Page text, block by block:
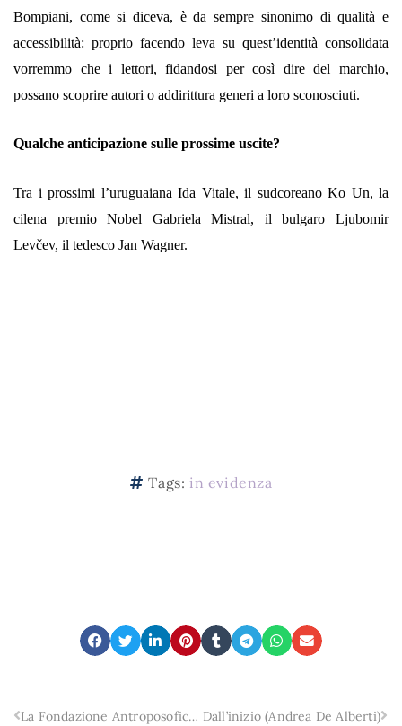
Bompiani, come si diceva, è da sempre sinonimo di qualità e
accessibilità: proprio facendo leva su quest’identità consolidata
vorremmo che i lettori, fidandosi per così dire del marchio,
possano scoprire autori o addirittura generi a loro sconosciuti.
Qualche anticipazione sulle prossime uscite?
Tra i prossimi l’uruguaiana Ida Vitale, il sudcoreano Ko Un, la
cilena premio Nobel Gabriela Mistral, il bulgaro Ljubomir
Levčev, il tedesco Jan Wagner.
Tags: in evidenza
La Fondazione Antroposofica Milanese presenta “Le forme della qualità” Dall’inizio (Andrea De Alberti)